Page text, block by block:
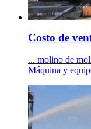
Costo de
... molino de
Máquina y